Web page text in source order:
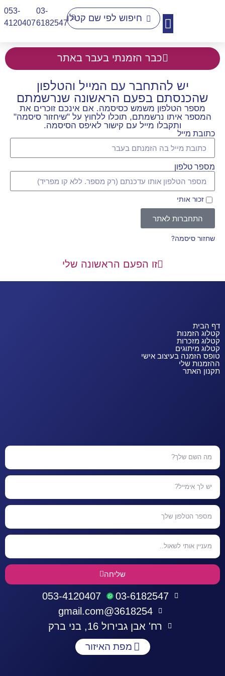
03-
6182547
053-
4120407​
כבר הזמנתי בעבר באתר
זו הפעם הראשונה שלי
יש להתחבר עם המייל והטלפון
שהכנסתם בפעם הראשונה שנרשמתם
מספר הטלפון משמש כסיסמה. אם אינכם זוכרים את
המספר איתו נרשמתם, תוכלו ללחוץ על "שיחזור סיסמה"
ותקבלו מייל עם קישור לאיפס הסיסמה.
כתובת מייל
מספר טלפון
זכור אותי
התחברות לאתר
שחזור סיסמה?
דף הבית
קטלוג הזמנות
קטלוג מזכרות
קטלוג מיתוגים
טופס הזמנה בעיצוב אישי
ההזמנות שלי
תקנון האתר
שליחה
03-6182547
053-4120407
3618254@gmail.com
רח' אבן גבירול 16, בני ברק
מפת האיזור